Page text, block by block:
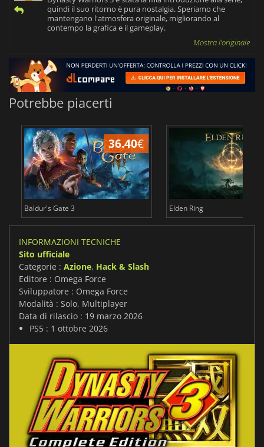
quindi il suo ritorno è pura nostalgia. Speriamo che
mantengano l'atmosfera originale, migliorando al
contempo la grafica e il gameplay.
Mostra l'originale
Potrebbe piacerti
36.40€
Baldur's Gate 3 Elden Ring
INFORMAZIONI TECNICHE
Sito ufficiale
Categorie : Azione, Hack & Slash
Editore : Omega Force
Sviluppatore : Omega Force
Modalità : Solo, Multiplayer
Data di rilascio : 19 marzo 2026
PS5 : 1 ottobre 2026